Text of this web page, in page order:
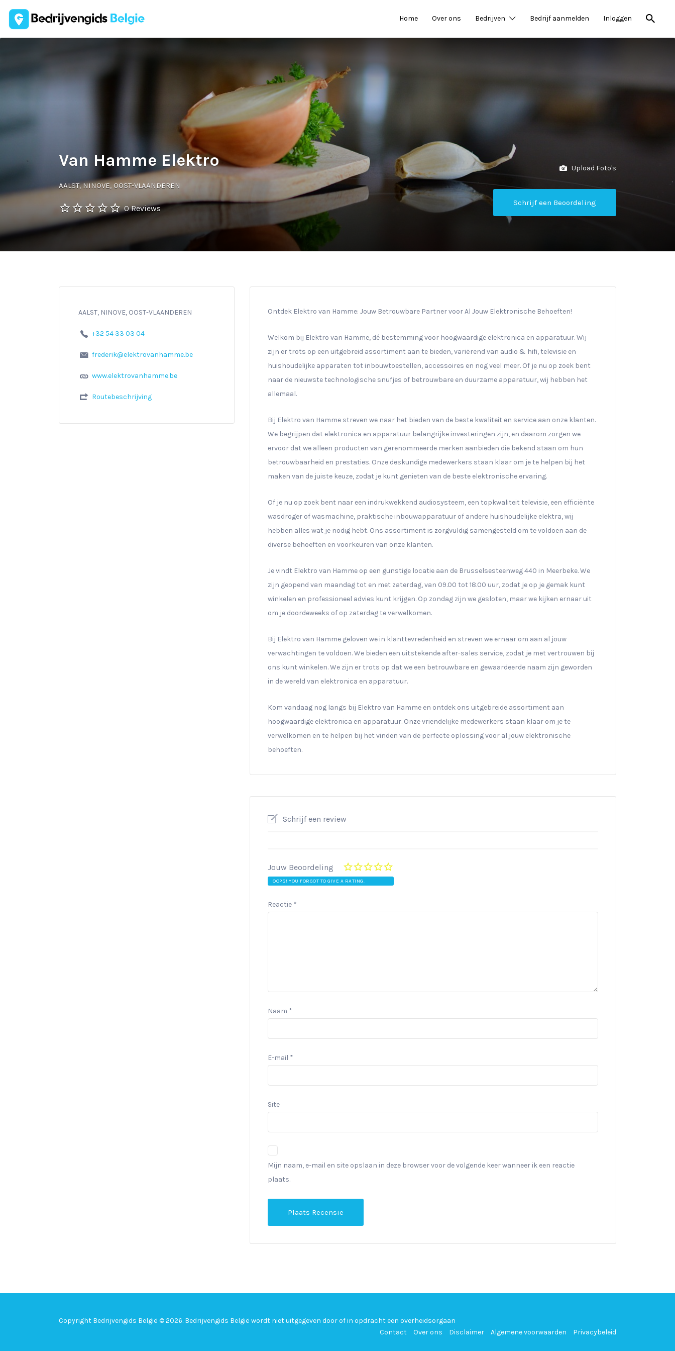
Home Over ons Bedrijven Bedrijf aanmelden Inloggen
Zoek
naar:
Van Hamme Elektro
AALST, NINOVE, OOST-VLAANDEREN
0 Reviews
Upload Foto's
Schrijf een Beoordeling
AALST, NINOVE, OOST-VLAANDEREN
+32 54 33 03 04
frederik@elektrovanhamme.be
www.elektrovanhamme.be
Routebeschrijving
Ontdek Elektro van Hamme: Jouw Betrouwbare Partner voor Al Jouw Elektronische Behoeften!
Welkom bij Elektro van Hamme, dé bestemming voor hoogwaardige elektronica en apparatuur. Wij
zijn er trots op een uitgebreid assortiment aan te bieden, variërend van audio & hifi, televisie en
huishoudelijke apparaten tot inbouwtoestellen, accessoires en nog veel meer. Of je nu op zoek bent
naar de nieuwste technologische snufjes of betrouwbare en duurzame apparatuur, wij hebben het
allemaal.
Bij Elektro van Hamme streven we naar het bieden van de beste kwaliteit en service aan onze klanten.
We begrijpen dat elektronica en apparatuur belangrijke investeringen zijn, en daarom zorgen we
ervoor dat we alleen producten van gerenommeerde merken aanbieden die bekend staan om hun
betrouwbaarheid en prestaties. Onze deskundige medewerkers staan klaar om je te helpen bij het
maken van de juiste keuze, zodat je kunt genieten van de beste elektronische ervaring.
Of je nu op zoek bent naar een indrukwekkend audiosysteem, een topkwaliteit televisie, een efficiënte
wasdroger of wasmachine, praktische inbouwapparatuur of andere huishoudelijke elektra, wij
hebben alles wat je nodig hebt. Ons assortiment is zorgvuldig samengesteld om te voldoen aan de
diverse behoeften en voorkeuren van onze klanten.
Je vindt Elektro van Hamme op een gunstige locatie aan de Brusselsesteenweg 440 in Meerbeke. We
zijn geopend van maandag tot en met zaterdag, van 09.00 tot 18.00 uur, zodat je op je gemak kunt
winkelen en professioneel advies kunt krijgen. Op zondag zijn we gesloten, maar we kijken ernaar uit
om je doordeweeks of op zaterdag te verwelkomen.
Bij Elektro van Hamme geloven we in klanttevredenheid en streven we ernaar om aan al jouw
verwachtingen te voldoen. We bieden een uitstekende after-sales service, zodat je met vertrouwen bij
ons kunt winkelen. We zijn er trots op dat we een betrouwbare en gewaardeerde naam zijn geworden
in de wereld van elektronica en apparatuur.
Kom vandaag nog langs bij Elektro van Hamme en ontdek ons uitgebreide assortiment aan
hoogwaardige elektronica en apparatuur. Onze vriendelijke medewerkers staan klaar om je te
verwelkomen en te helpen bij het vinden van de perfecte oplossing voor al jouw elektronische
behoeften.
Schrijf een review
Jouw Beoordeling
OOPS! YOU FORGOT TO GIVE A RATING.
Reactie *
Naam *
E-mail *
Site
Mijn naam, e-mail en site opslaan in deze browser voor de volgende keer wanneer ik een reactie
plaats.
Copyright Bedrijvengids België © 2026. Bedrijvengids België wordt niet uitgegeven door of in opdracht een overheidsorgaan
Contact
Over ons Disclaimer Algemene voorwaarden Privacybeleid